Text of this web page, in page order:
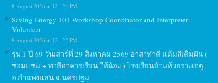
8 August 2026 at 12 : 24 PM
Saving Energy 101 Workshop Coordinator and Interpreter –
Volunteer
8 August 2026 at 12 : 22 PM
รุ่น 1 ปี 69 วันเสาร์ที่ 29 สิงหาคม 2569 อาสาทำดี แต้มสีเติมฝัน (
ซ่อมแซม + ทาสีอาคารเรียน ให้น้อง ) โรงเรียนบ้านห้วยรางเกตุ
อ.กำแพงแสน จ.นครปฐม